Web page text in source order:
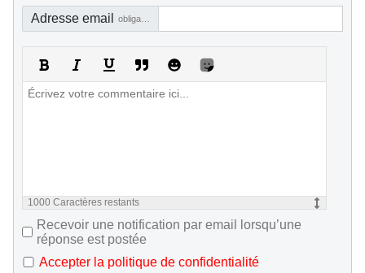
Adresse email
1000 Caractères restants
Recevoir une notification par email lorsqu’une
réponse est postée
Accepter la politique de confidentialité